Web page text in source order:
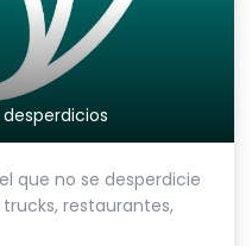
que no se desperdicie
restaurantes,